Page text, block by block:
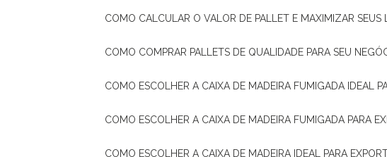
COMO CALCULAR O VALOR DE PALLET E MAXIMIZAR SEUS
COMO COMPRAR PALLETS DE QUALIDADE PARA SEU
COMO ESCOLHER A CAIXA DE MADEIRA FUMIGADA IDEAL
COMO ESCOLHER A CAIXA DE MADEIRA FUMIGADA PARA
COMO ESCOLHER A CAIXA DE MADEIRA IDEAL PARA